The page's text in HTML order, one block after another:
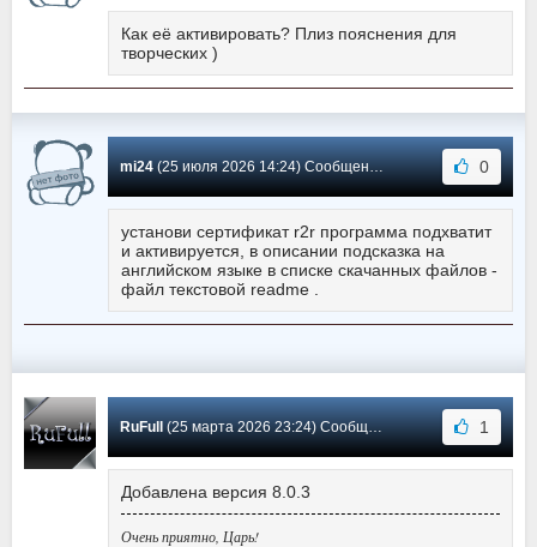
Как её активировать? Плиз пояснения для
творческих )
mi24(25 июля 2026 14:24) Сообщение #6 0
установи сертификат r2r программа подхватит
и активируется, в описании подсказка на
английском языке в списке скачанных файлов -
файл текстовой readme .
RuFull(25 марта 2026 23:24) Сообщение #5 1
Добавлена версия 8.0.3
Очень приятно, Царь!